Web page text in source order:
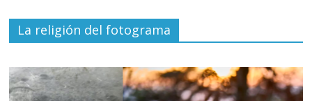
La religión del fotograma